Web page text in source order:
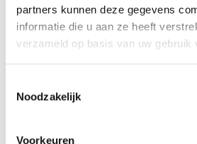
partners kunnen deze gegevens
informatie die u aan ze heeft
verzameld op basis van uw gebruik
Noodzakelijk
Voorkeuren
zwart